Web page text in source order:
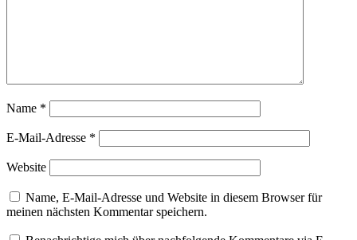
Name *
E-Mail-Adresse *
Website
Name, E-Mail-Adresse und Website in diesem Browser für
meinen nächsten Kommentar speichern.